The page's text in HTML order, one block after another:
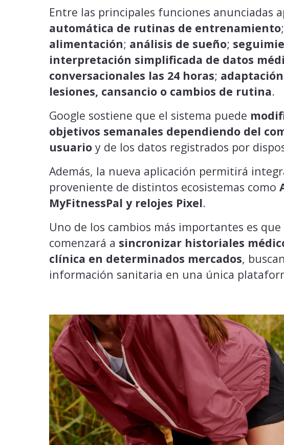
Entre las principales funciones anunciadas
automática de rutinas de entrenamiento; ⁠
alimentación; ⁠ análisis de sueño; ⁠
interpretación simplificada de datos
conversacionales las 24 horas; ⁠
lesiones, cansancio o cambios de rutina.
Google sostiene que el sistema puede
objetivos semanales dependiendo del
usuario y de los datos registrados por
Además, la nueva aplicación permitirá
proveniente de distintos ecosistemas como
MyFitnessPal y relojes Pixel.
Uno de los cambios más importantes es
comenzará a sincronizar historiales
clínica en determinados mercados,
información sanitaria en una única